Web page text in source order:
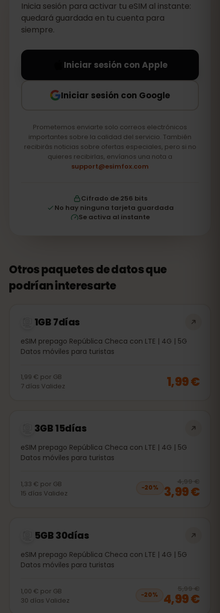
Inicia sesión para activar tu eSIM al instante:
quedará guardada en tu cuenta para
siempre.
Iniciar sesión con Apple
Iniciar sesión con Google
Prometemos enviarte solo correos electrónicos
importantes sobre la calidad del servicio. También
recibirás noticias sobre ofertas especiales, pero si no
quieres recibirlas, envíanos una nota a
support@esimfox.com
Cifrado de 256 bits
No hay ninguna tarjeta guardada
Se activa al instante
Otros paquetes de datos que
podrían interesarte
1GB 7días
eSIM prepago República Checa con LTE | 4G | 5G
Datos móviles para turistas
1,99 € por GB
7 días Validez 1,99 €
3GB 15días
eSIM prepago República Checa con LTE | 4G | 5G
Datos móviles para turistas
1,33 € por GB
15 días Validez
−20%
4,99 €
3,99 €
5GB 30días
eSIM prepago República Checa con LTE | 4G | 5G
Datos móviles para turistas
1,00 € por GB
30 días Validez
−20%
5,99 €
4,99 €